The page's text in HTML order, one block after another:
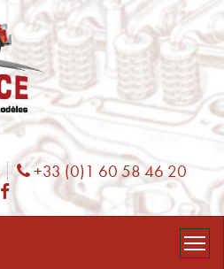
Phone
+33 (0)1 60 58 46 20
Facebook